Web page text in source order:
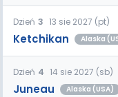
Dzień 3 13 sie 2027 (pt)
Ketchikan Alaska
Dzień 4 14 sie 2027 (sb)
Juneau Alaska (USA)